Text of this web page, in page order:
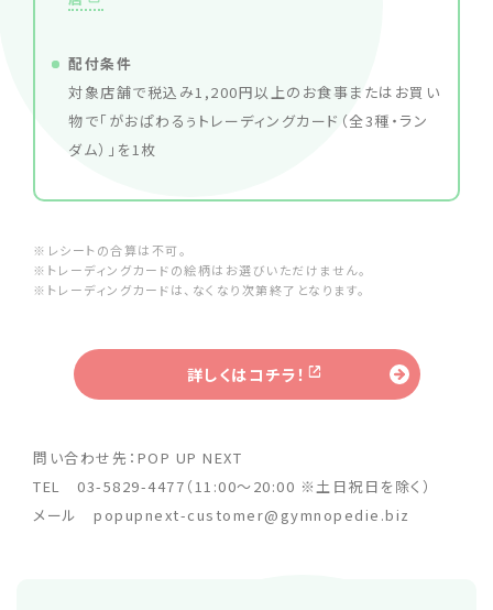
配付条件
対象店舗で税込み1,200円以上のお食事またはお買い
物で「がおぱわるぅトレーディングカード（全3種・ラン
ダム）」を1枚
※レシートの合算は不可。
※トレーディングカードの絵柄はお選びいただけません。
※トレーディングカードは、なくなり次第終了となります。
詳しくはコチラ！
問い合わせ先：POP UP NEXT
TEL 03-5829-4477（11:00〜20:00 ※土日祝日を除く）
メール popupnext-customer@gymnopedie.biz